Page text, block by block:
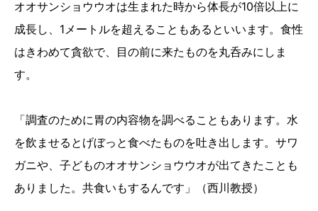
オオサンショウウオは生まれた時から体長が10倍以上に
成長し、1メートルを超えることもあるといいます。食性
はきわめて貪欲で、目の前に来たものを丸呑みにしま
す。
「調査のために胃の内容物を調べることもあります。水
を飲ませるとげぼっと食べたものを吐き出します。サワ
ガニや、子どものオオサンショウウオが出てきたことも
ありました。共食いもするんです」（西川教授）